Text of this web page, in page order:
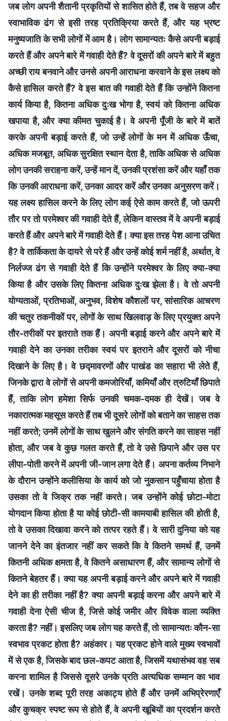
जब लोग अपनी शैता‍नी प्रकृतियों से शासित होते हैं, तब वे सहज और
स्‍वाभाविक ढंग से इसी तरह प्रतिक्रिया करते हैं, और यह भ्रष्‍ट
मनुष्यजाति के सभी लोगों में आम है। लोग सामान्यतः कैसे अपनी बड़ाई
करते हैं और अपने बारे में गवाही देते हैं? वे दूसरों की अपने बारे में बहुत
अच्छी राय बनवाने और उनसे अपनी आराधना करवाने के इस लक्ष्‍य को
कैसे हासिल करते हैं? वे इस बात की गवाही देते हैं कि उन्‍होंने कितना
कार्य किया है, कितना अधिक दुःख भोगा है, स्वयं को कितना अधिक
खपाया है, और क्या कीमत चुकाई है। वे अपनी पूँजी के बारे में बातें
करके अपनी बड़ाई करते हैं, जो उन्‍हें लोगों के मन में अधिक ऊँचा,
अधिक मजबूत, अधिक सुरक्षित स्थान देता है, ताकि अधिक से अधिक
लोग उनकी सराहना करें, उन्हें मान दें, उनकी प्रशंसा करें और यहाँ तक
कि उनकी आराधना करें, उनका आदर करें और उनका अनुसरण करें।
यह लक्ष्य हासिल करने के लिए लोग कई ऐसे काम करते हैं, जो ऊपरी
तौर पर तो परमेश्वर की गवाही देते हैं, लेकिन वास्तव में वे अपनी बड़ाई
करते हैं और अपने बारे में गवाही देते हैं। क्या इस तरह पेश आना उचित
है? वे तार्किकता के दायरे से परे हैं और उन्हें कोई शर्म नहीं है, अर्थात, वे
निर्लज्‍ज ढंग से गवाही देते हैं कि उन्‍होंने परमेश्वर के लिए क्‍या-क्‍या
किया है और उसके लिए कितना अधिक दुःख झेला है। वे तो अपनी
योग्‍यताओं, प्रतिभाओं, अनुभव, विशेष कौशलों पर, सांसारिक आचरण
की चतुर तकनीकों पर, लोगों के साथ खिलवाड़ के लिए प्रयुक्त अपने
तौर-तरीकों पर इतराते तक हैं। अपनी बड़ाई करने और अपने बारे में
गवाही देने का उनका तरीका स्वयं पर इतराने और दूसरों को नीचा
दिखाने के लिए है। वे छद्मावरणों और पाखंड का सहारा भी लेते हैं,
जिनके द्वारा वे लोगों से अपनी कमजोरियाँ, कमियाँ और त्रुटियाँ छिपाते
हैं, ताकि लोग हमेशा सिर्फ उनकी चमक-दमक ही देखें। जब वे
नकारात्‍मक महसूस करते हैं तब भी दूसरे लोगों को बताने का साहस तक
नहीं करते; उनमें लोगों के साथ खुलने और संगति करने का साहस नहीं
होता, और जब वे कुछ गलत करते हैं, तो वे उसे छिपाने और उस पर
लीपा-पोती करने में अपनी जी-जान लगा देते हैं। अपना कर्तव्‍य निभाने
के दौरान उन्‍होंने कलीसिया के कार्य को जो नुकसान पहुँचाया होता है
उसका तो वे जिक्र तक नहीं करते। जब उन्‍होंने कोई छोटा-मोटा
योगदान किया होता है या कोई छोटी-सी कामयाबी हासिल की होती है,
तो वे उसका दिखावा करने को तत्पर रहते हैं। वे सारी दुनिया को यह
जानने देने का इंतजार नहीं कर सकते कि वे कितने समर्थ हैं, उनमें
कितनी अधिक क्षमता है, वे कितने असाधारण हैं, और सामान्‍य लोगों से
कितने बेहतर हैं। क्‍या यह अपनी बड़ाई करने और अपने बारे में गवाही
देने का ही तरीका नहीं है? क्‍या अपनी बड़ाई करना और अपने बारे में
गवाही देना ऐसी चीज है, जिसे कोई जमीर और विवेक वाला व्यक्ति
करता है? नहीं। इसलिए जब लोग यह करते हैं, तो सामान्यतः कौन-सा
स्‍वभाव प्रकट होता है? अहंकार। यह प्रकट होने वाले मुख्य स्वभावों
में से एक है, जिसके बाद छल-कपट आता है, जिसमें यथासंभव वह सब
करना शामिल है जिससे दूसरे उनके प्रति अत्यधिक सम्‍मान का भाव
रखें। उनके शब्द पूरी तरह अकाट्य होते हैं और उनमें अभिप्रेरणाएँ
और कुचक्र स्पष्ट रूप से होते हैं, वे अपनी खूबियों का प्रदर्शन करते